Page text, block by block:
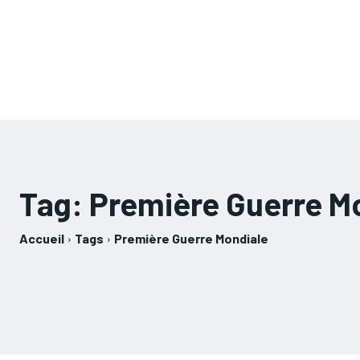
Tag: Première Guerre
Accueil Tags Première Guerre Mondiale